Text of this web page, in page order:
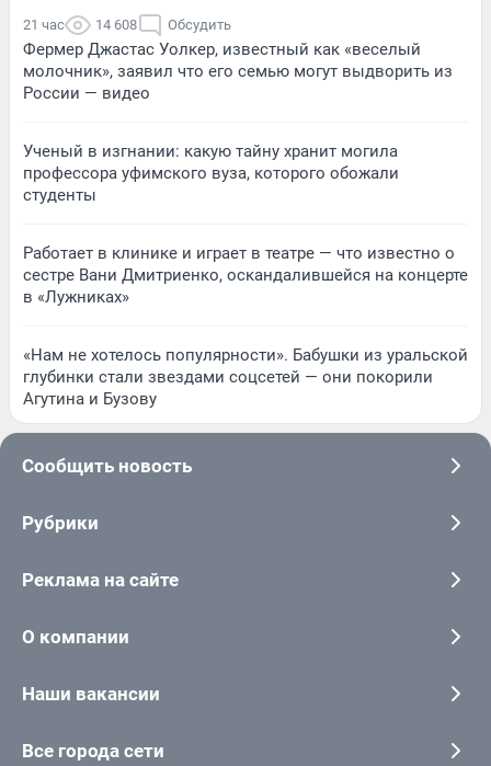
21 час 14 608 Обсудить
Фермер Джастас Уолкер, известный как «веселый
молочник», заявил что его семью могут выдворить из
России — видео
Ученый в изгнании: какую тайну хранит могила
профессора уфимского вуза, которого обожали
студенты
Работает в клинике и играет в театре — что известно о
сестре Вани Дмитриенко, оскандалившейся на концерте
в «Лужниках»
«Нам не хотелось популярности». Бабушки из уральской
глубинки стали звездами соцсетей — они покорили
Агутина и Бузову
Сообщить новость
Рубрики
Реклама на сайте
О компании
Наши вакансии
Все города сети